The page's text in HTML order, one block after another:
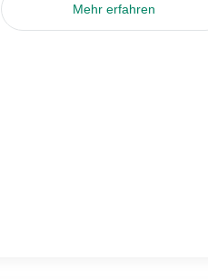
Mehr erfahren